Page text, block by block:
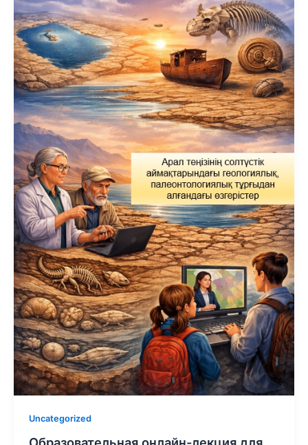
Uncategorized